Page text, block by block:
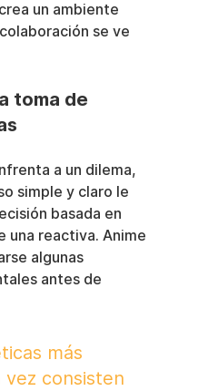
un ambiente
se ve
toma de
a un dilema,
simple y claro le
basada en
una reactiva. Anime
algunas
antes de
más
consisten